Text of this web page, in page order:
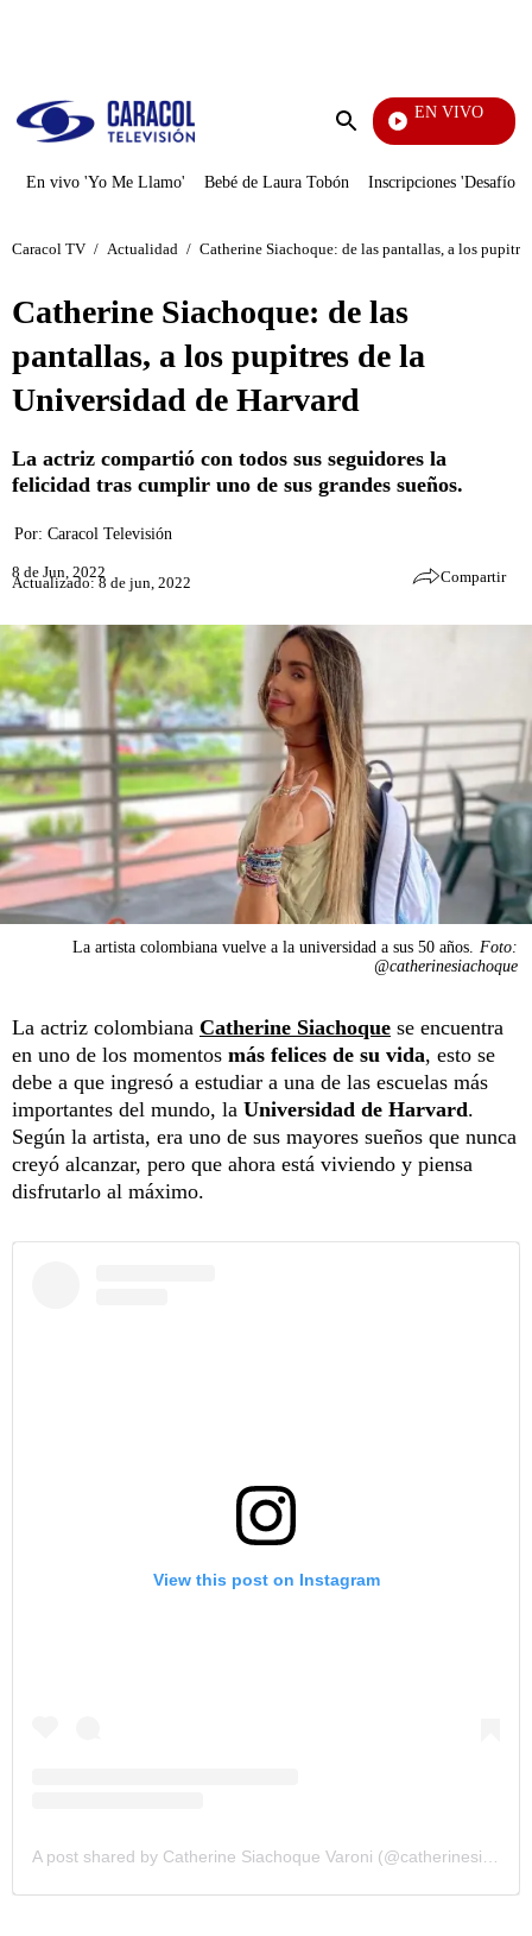
Enviar
EN VIVO
En vivo 'Yo Me Llamo' Bebé de Laura Tobón Inscripciones 'Desafío'
Caracol TV / Actualidad / Catherine Siachoque: de las pantallas, a los
Catherine Siachoque: de las
pantallas, a los pupitres de la
Universidad de Harvard
La actriz compartió con todos sus seguidores la
felicidad tras cumplir uno de sus grandes sueños.
Por: Caracol Televisión
8 de Jun, 2022
Actualizado: 8 de jun, 2022 Compartir
La artista colombiana vuelve a la universidad a sus 50 años.
Foto:
@catherinesiachoque
La actriz colombiana Catherine Siachoque se encuentra
en uno de los momentos más felices de su vida, esto se
debe a que ingresó a estudiar a una de las escuelas más
importantes del mundo, la Universidad de Harvard.
Según la artista, era uno de sus mayores sueños que nunca
creyó alcanzar, pero que ahora está viviendo y piensa
disfrutarlo al máximo.
View this post on Instagram
A post shared by Catherine Siachoque Varoni (@catherinesiachoque)